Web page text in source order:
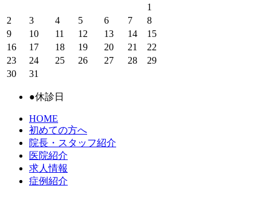
1
2
3 4 5 6 7
8
9
10 11 12 13 14
15
16
17 18 19 20 21
22
23
24 25 26 27 28
29
30
31
●休診日
HOME
初めての方へ
院長・スタッフ紹介
医院紹介
求人情報
症例紹介